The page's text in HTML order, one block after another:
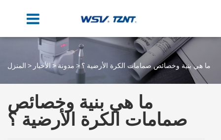
المنزل الأخبار مدونة ما هي بنية وخصائص صمامات الكرة الأرضية ؟
ما هي بنية وخصائص
صمامات الكرة الأرضية ؟